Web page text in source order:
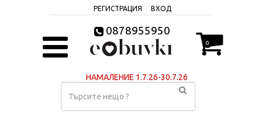
РЕГИСТРАЦИЯ ВХОД
0878955950
0
НАМАЛЕНИЕ 1.7.26-30.7.26